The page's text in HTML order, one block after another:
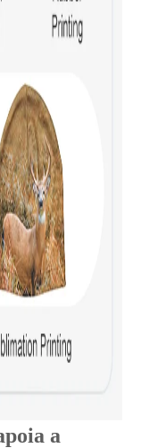
a